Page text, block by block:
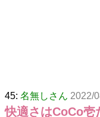
45: 名無しさん 2022/
快適さはCoCo壱